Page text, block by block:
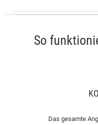
So
Das gesamte